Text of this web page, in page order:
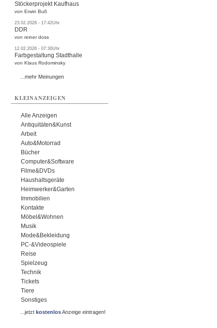
Stöckerprojekt Kaufhaus
von Erwin Buß
23.02.2026 - 17:42Uhr
DDR
von reiner doss
12.02.2026 - 07:30Uhr
Farbgestaltung Stadthalle
von Klaus Rodominsky
...mehr Meinungen
KLEINANZEIGEN
Alle Anzeigen
Antiquitäten&Kunst
Arbeit
Auto&Motorrad
Bücher
Computer&Software
Filme&DVDs
Haushaltsgeräte
Heimwerker&Garten
Immobilien
Kontakte
Möbel&Wohnen
Musik
Mode&Bekleidung
PC-&Videospiele
Reise
Spielzeug
Technik
Tickets
Tiere
Sonstiges
...jetztkostenlosAnzeige eintragen!